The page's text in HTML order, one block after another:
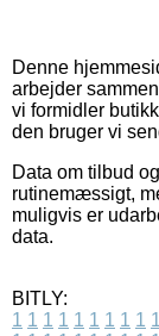
Denne
arbejder
vi formidler
den bruger vi
Data om tilbud
rutinemæssigt,
muligvis er
data.
BITLY:
1 1 1 1 1 1 1 1 1 1